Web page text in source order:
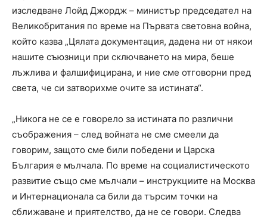
изследване Лойд Джордж – министър председател на
Великобритания по време на Първата световна война,
който казва „Цялата документация, дадена ни от някои
нашите съюзници при сключването на мира, беше
лъжлива и фалшифицирана, и ние сме отговорни пред
света, че си затворихме очите за истината“.
„Никога не се е говорело за истината по различни
съображения – след войната не сме смеели да
говорим, защото сме били победени и Царска
България е мълчала. По време на социалистическото
развитие също сме мълчали – инструкциите на Москва
и Интернационала са били да търсим точки на
сближаване и приятелство, да не се говори. Следва